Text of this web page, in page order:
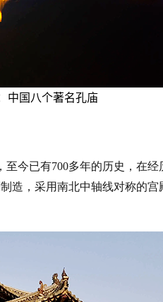
至今已有700多年的历史，在
造，采用南北中轴线对称的宫